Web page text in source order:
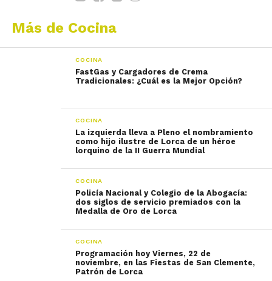
Más de Cocina
COCINA
FastGas y Cargadores de Crema
Tradicionales: ¿Cuál es la Mejor Opción?
COCINA
La izquierda lleva a Pleno el nombramiento
como hijo ilustre de Lorca de un héroe
lorquino de la II Guerra Mundial
COCINA
Policía Nacional y Colegio de la Abogacía:
dos siglos de servicio premiados con la
Medalla de Oro de Lorca
COCINA
Programación hoy Viernes, 22 de
noviembre, en las Fiestas de San Clemente,
Patrón de Lorca